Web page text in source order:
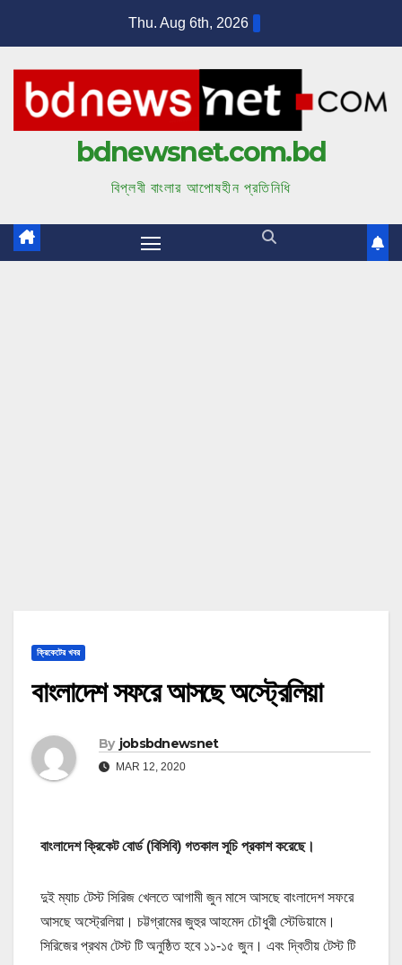
n
Thu. Aug 6th, 2026
bdnewsnet.com.bd
বিপ্লবী বাংলার আপোষহীন প্রতিনিধি
ক্রিকেটের খবর
বাংলাদেশ সফরে আসছে অস্ট্রেলিয়া
By jobsbdnewsnet
MAR 12, 2020
বাংলাদেশ ক্রিকেট বোর্ড (বিসিবি) গতকাল সূচি প্রকাশ করেছে।
দুই ম্যাচ টেস্ট সিরিজ খেলতে আগামী জুন মাসে আসছে বাংলাদেশ সফরে
আসছে অস্ট্রেলিয়া। চট্টগ্রামের জুহুর আহমেদ চৌধুরী স্টেডিয়ামে।
সিরিজের প্রথম টেস্ট টি অনুষ্ঠিত হবে ১১-১৫ জুন। এবং দ্বিতীয় টেস্ট টি